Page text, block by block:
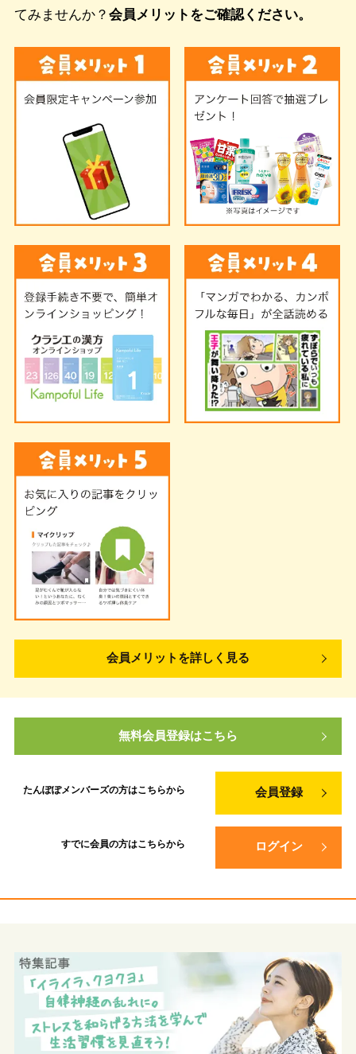
てみませんか？ 会員メリットをご確認ください。
会員メリットを詳しく見る
無料会員登録はこちら
たんぽぽメンバーズの方はこちらから 会員登録
すでに会員の方はこちらから ログイン